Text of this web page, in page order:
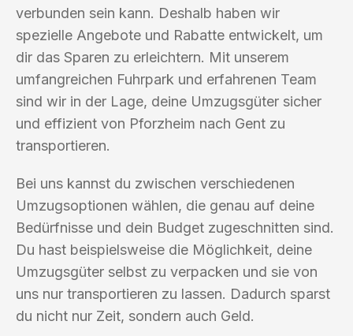
verbunden sein kann. Deshalb haben wir
spezielle Angebote und Rabatte entwickelt, um
dir das Sparen zu erleichtern. Mit unserem
umfangreichen Fuhrpark und erfahrenen Team
sind wir in der Lage, deine Umzugsgüter sicher
und effizient von Pforzheim nach Gent zu
transportieren.
Bei uns kannst du zwischen verschiedenen
Umzugsoptionen wählen, die genau auf deine
Bedürfnisse und dein Budget zugeschnitten sind.
Du hast beispielsweise die Möglichkeit, deine
Umzugsgüter selbst zu verpacken und sie von
uns nur transportieren zu lassen. Dadurch sparst
du nicht nur Zeit, sondern auch Geld.